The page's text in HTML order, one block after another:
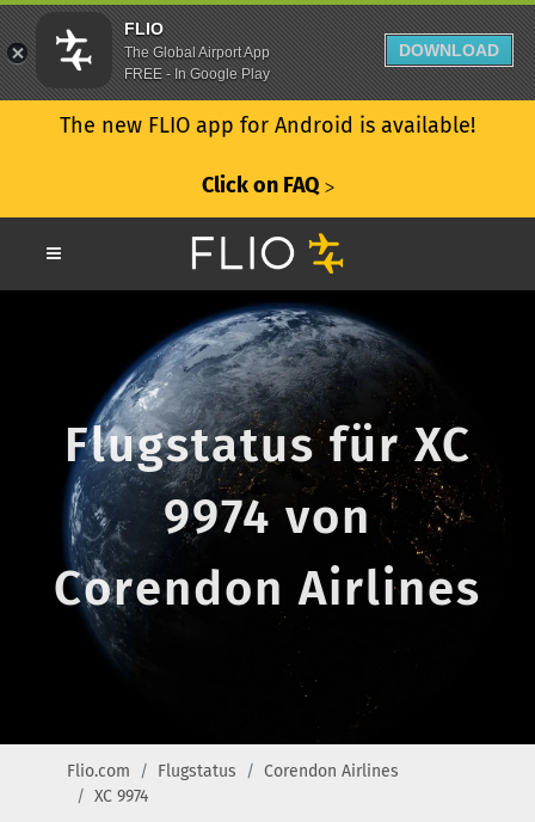
The new FLIO app for Android is available!
Click on FAQ ᐳ
Flugstatus für XC
9974 von
Corendon Airlines
Flio.com Flugstatus
Corendon Airlines
XC 9974
FLIO
The Global Airport App
FREE - In Google Play
DOWNLOAD